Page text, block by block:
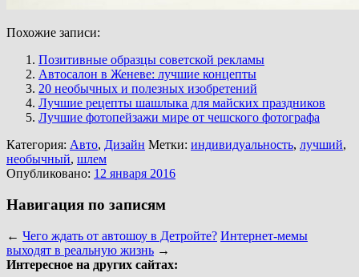
Похожие записи:
Позитивные образцы советской рекламы
Автосалон в Женеве: лучшие концепты
20 необычных и полезных изобретений
Лучшие рецепты шашлыка для майских праздников
Лучшие фотопейзажи мире от чешского фотографа
Категория: Авто, Дизайн Метки: индивидуальность, лучший,
необычный, шлем
Опубликовано: 12 января 2016
Навигация по записям
← Чего ждать от автошоу в Детройте? Интернет-мемы
выходят в реальную жизнь →
Интересное на других сайтах: